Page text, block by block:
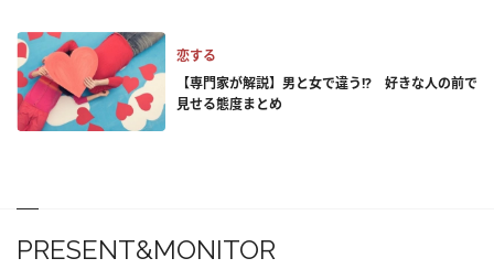
恋する
【専門家が解説】男と女で違う!? 好きな人の前で
見せる態度まとめ
PRESENT&MONITOR